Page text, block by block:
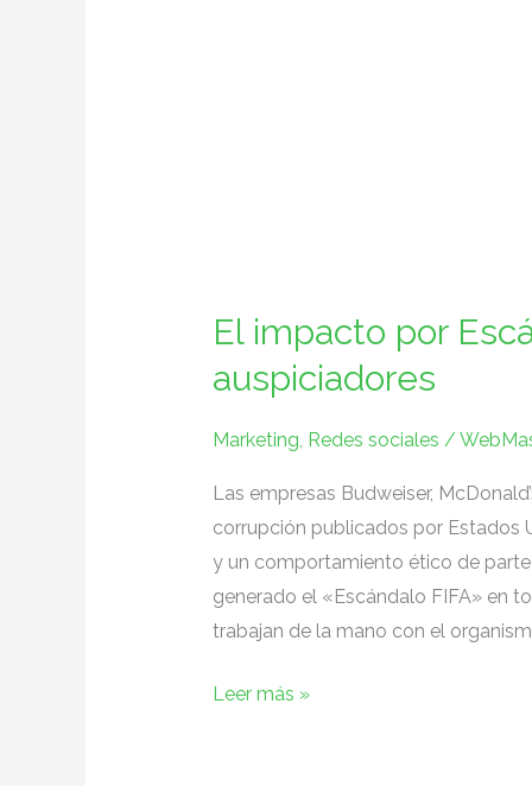
El impacto por
auspiciadores
Marketing, Redes sociales /
Las empresas Budweiser,
corrupción publicados por Estados
y un comportamiento ético de
generado el «Escándalo FIFA» en
trabajan de la mano con el
Leer más »